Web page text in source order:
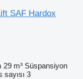
SAF Hardox
29 m³ Süspansiyon
sayısı 3